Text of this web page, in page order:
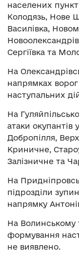
населених
Колодязь, Нове
Василівка,
Сергіївка та
На
напрямках
наступальних
На
атаки окупантів
Добропілля,
Криничне,
Залізничне та
На
підрозділи
напрямку
На Волинському
формування
не виявлено.